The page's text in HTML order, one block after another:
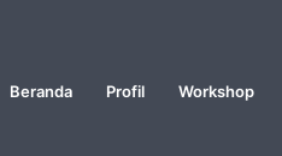
Beranda Profil Workshop